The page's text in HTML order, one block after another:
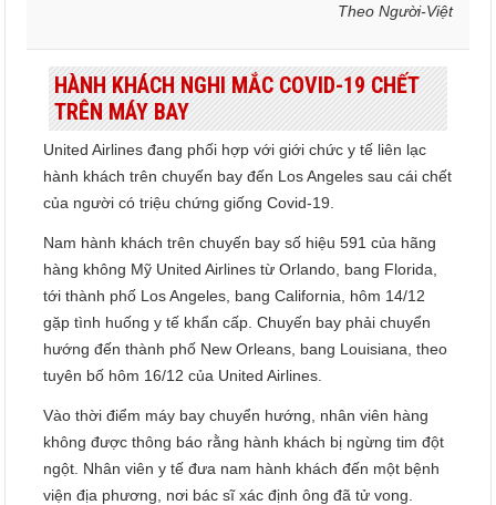
Theo Người-Việt
HÀNH KHÁCH NGHI MẮC COVID-19 CHẾT
TRÊN MÁY BAY
United Airlines đang phối hợp với giới chức y tế liên lạc
hành khách trên chuyến bay đến Los Angeles sau cái chết
của người có triệu chứng giống Covid-19.
Nam hành khách trên chuyến bay số hiệu 591 của hãng
hàng không Mỹ United Airlines từ Orlando, bang Florida,
tới thành phố Los Angeles, bang California, hôm 14/12
gặp tình huống y tế khẩn cấp. Chuyến bay phải chuyển
hướng đến thành phố New Orleans, bang Louisiana, theo
tuyên bố hôm 16/12 của United Airlines.
Vào thời điểm máy bay chuyển hướng, nhân viên hàng
không được thông báo rằng hành khách bị ngừng tim đột
ngột. Nhân viên y tế đưa nam hành khách đến một bệnh
viện địa phương, nơi bác sĩ xác định ông đã tử vong.